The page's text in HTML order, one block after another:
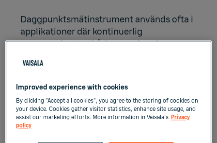
Daggpunktsmätinstrument används ofta i
applikationer där kontinuerlig
noggrannhet ger både energi- och
allmän fuktighetskontroll. Om du har en
räcker det egentligen som skäl för att
kalibrera, men din produktkvalitet kan
bero av högsta möjliga noggrannhet även i
andra krävande miljöer.
Improved experience with cookies
By clicking “Accept all cookies”, you agree to the storing of cookies on
your device. Cookies gather visitor statistics, enhance site usage, and
assist our marketing efforts. More information in Vaisala's Privacy
policy